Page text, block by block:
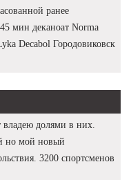
ранее
мин деканоат Norma
Decabol Городовиковск
долями в них.
но мой новый
3200 спортсменов